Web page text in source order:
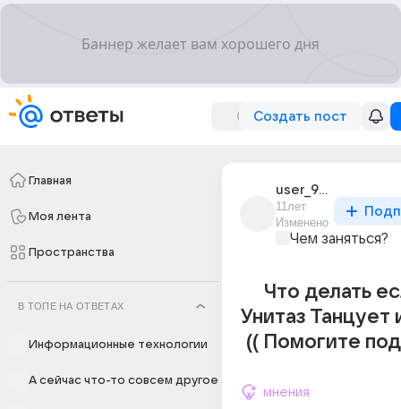
Создать пост
Главная
Моя лента
Пространства
В ТОПЕ НА ОТВЕТАХ
Информационные технологии
А сейчас что-то совсем другое
user_97057541
11лет
Изменено
Чем заняться?
Что делать
Унитаз Танцует
(( Помогите
мнения